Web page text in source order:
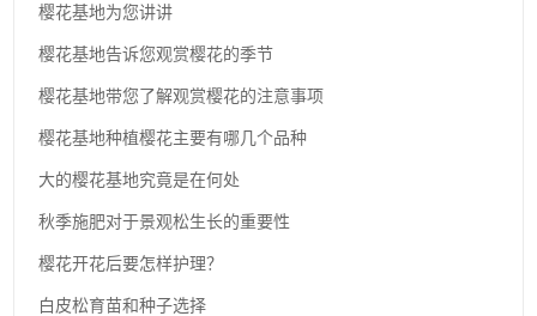
樱花基地为您讲讲
樱花基地告诉您观赏樱花的季节
樱花基地带您了解观赏樱花的注意事项
樱花基地种植樱花主要有哪几个品种
大的樱花基地究竟是在何处
秋季施肥对于景观松生长的重要性
樱花开花后要怎样护理？
白皮松育苗和种子选择